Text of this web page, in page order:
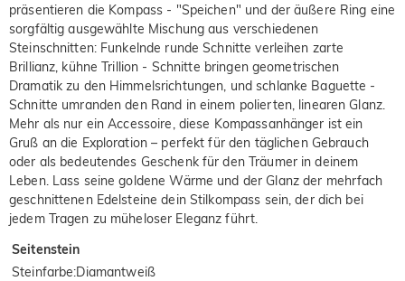
präsentieren die Kompass - "Speichen" und der äußere Ring eine
sorgfältig ausgewählte Mischung aus verschiedenen
Steinschnitten: Funkelnde runde Schnitte verleihen zarte
Brillianz, kühne Trillion - Schnitte bringen geometrischen
Dramatik zu den Himmelsrichtungen, und schlanke Baguette -
Schnitte umranden den Rand in einem polierten, linearen Glanz.
Mehr als nur ein Accessoire, diese Kompassanhänger ist ein
Gruß an die Exploration – perfekt für den täglichen Gebrauch
oder als bedeutendes Geschenk für den Träumer in deinem
Leben. Lass seine goldene Wärme und der Glanz der mehrfach
geschnittenen Edelsteine dein Stilkompass sein, der dich bei
jedem Tragen zu müheloser Eleganz führt.
Seitenstein
Steinfarbe:Diamantweiß